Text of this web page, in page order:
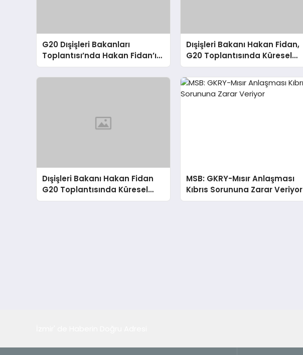
G20 Dışişleri Bakanları
Toplantısı’nda Hakan Fidan’ın
Konuşması
Dışişleri Bakanı Hakan Fidan,
G20 Toplantısında Küresel
Sorunlara Işık Tutuyor
Dışişleri Bakanı Hakan Fidan
G20 Toplantısında Küresel
Sorunlara Işık Tutuyor
MSB: GKRY-Mısır Anlaşması
Kıbrıs Sorununa Zarar Veriyor